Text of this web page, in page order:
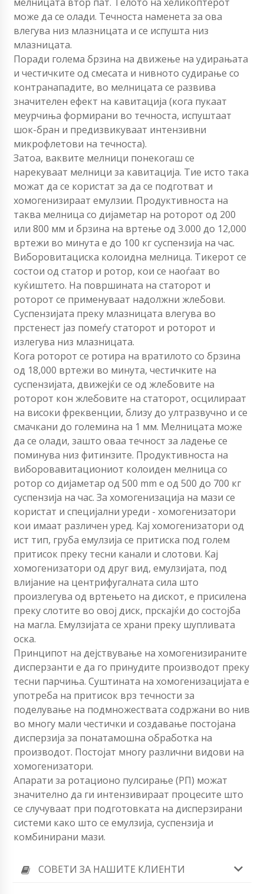
може да се олади. Течноста наменета за ова
влегува низ млазницата и се испушта низ
млазницата.
Поради голема брзина на движење на удирањата
и честичките од смесата и нивното судирање со
контранападите, во мелницата се развива
значителен ефект на кавитација (кога пукаат
меурчиња формирани во течноста, испуштаат
шок-бран и предизвикуваат интензивни
микрофлетови на течноста).
Затоа, ваквите мелници понекогаш се
нарекуваат мелници за кавитација. Тие исто така
можат да се користат за да се подготват и
хомогенизираат емулзии. Продуктивноста на
таква мелница со дијаметар на роторот од 200
или 800 мм и брзина на вртење од 3.000 до 12,000
вртежи во минута е до 100 кг суспензија на час.
Виборовитациска колоидна мелница. Тикерот се
состои од статор и ротор, кои се наоѓаат во
куќиштето. На површината на статорот и
роторот се применуваат надолжни жлебови.
Суспензијата преку млазницата влегува во
прстенест јаз помеѓу статорот и роторот и
излегува низ млазницата.
Кога роторот се ротира на вратилото со брзина
од 18,000 вртежи во минута, честичките на
суспензијата, движејќи се од жлебовите на
роторот кон жлебовите на статорот, осцилираат
на високи фреквенции, близу до ултразвучно и се
смачкани до големина на 1 мм. Мелницата може
да се олади, зашто оваа течност за ладење се
поминува низ фитинзите. Продуктивноста на
виборовавитациониот колоиден мелница со
ротор со дијаметар од 500 mm е од 500 до 700 кг
суспензија на час. За хомогенизација на мази се
користат и специјални уреди - хомогенизатори
кои имаат различен уред. Кај хомогенизатори од
ист тип, груба емулзија се притиска под голем
притисок преку тесни канали и слотови. Кај
хомогенизатори од друг вид, емулзијата, под
влијание на центрифугалната сила што
произлегува од вртењето на дискот, е присилена
преку слотите во овој диск, прскајќи до состојба
на магла. Емулзијата се храни преку шупливата
оска.
Принципот на дејствување на хомогенизираните
дисперзанти е да го принудите производот преку
тесни парчиња. Суштината на хомогенизацијата е
употреба на притисок врз течности за
поделување на подмножествата содржани во нив
во многу мали честички и создавање постојана
дисперзија за понатамошна обработка на
производот. Постојат многу различни видови на
хомогенизатори.
Апарати за ротационо пулсирање (РП) можат
значително да ги интензивираат процесите што
се случуваат при подготовката на дисперзирани
системи како што се емулзија, суспензија и
комбинирани мази.
СОВЕТИ ЗА НАШИТЕ КЛИЕНТИ